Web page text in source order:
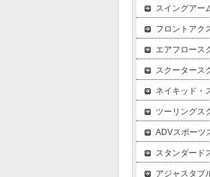
スイングアー
フロントアク
エアフロース
スクータース
ネイキッド・
ツーリングス
ADVスポーツ
スタンダード
アジャスタブ